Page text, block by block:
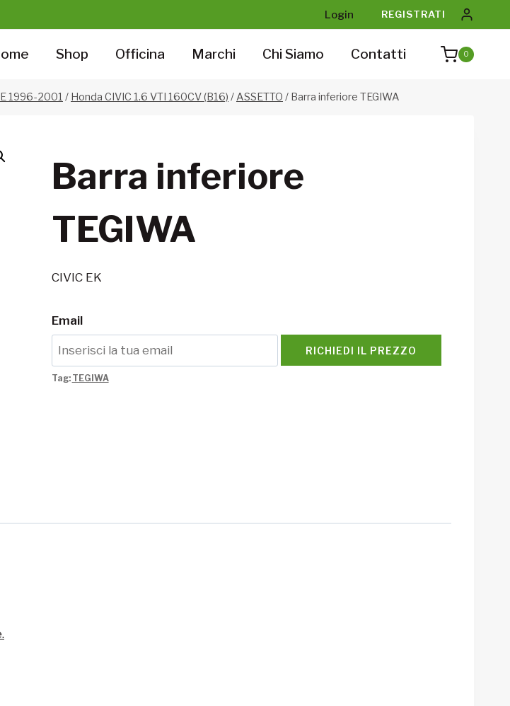
Login REGISTRATI
Shop Officina Marchi Chi Siamo Contatti 0
1996-2001 / Honda CIVIC 1.6 VTI 160CV (B16) /ASSETTO / Barra inferiore TEGIWA
Barra inferiore
TEGIWA
CIVIC EK
Email
RICHIEDI IL PREZZO
Tag: TEGIWA